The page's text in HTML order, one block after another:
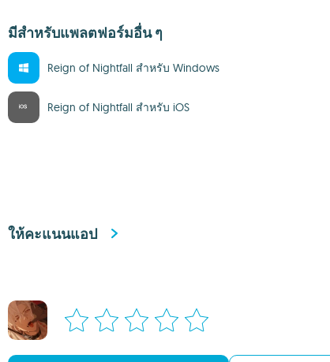
มีสำหรับแพลตฟอร์มอื่น ๆ
Reign of Nightfall สำหรับ Windows
Reign of Nightfall สำหรับ iOS
ให้คะแนนแอป